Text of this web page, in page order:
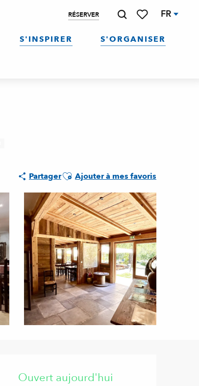
RÉSERVER FR
S'INSPIRER S'ORGANISER
PartagerAjouter aux favoris
Ajouter à mes favoris
Ouvert aujourd'hui